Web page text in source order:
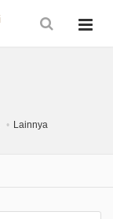
Lainnya